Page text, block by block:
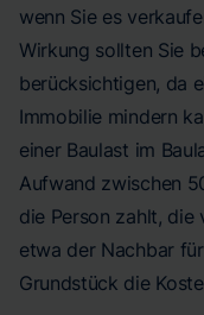
wenn Sie es
Wirkung sollten Sie
berücksichtigen, da
Immobilie mindern
einer Baulast im
Aufwand zwischen
die Person zahlt,
etwa der Nachbar
Grundstück die